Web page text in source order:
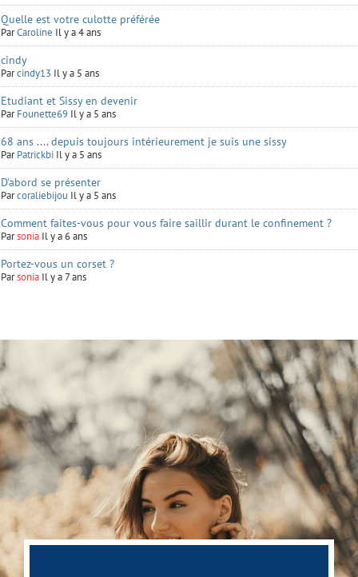
Quelle est votre culotte préférée
ParCaroline Il y a 4 ans
cindy
Parcindy13 Il y a 5 ans
Etudiant et Sissy en devenir
ParFounette69 Il y a 5 ans
68 ans .... depuis toujours intérieurement je suis une sissy
ParPatrickbi Il y a 5 ans
D'abord se présenter
Parcoraliebijou Il y a 5 ans
Comment faites-vous pour vous faire saillir durant le confinement ?
Parsonia Il y a 6 ans
Portez-vous un corset ?
Parsonia Il y a 7 ans